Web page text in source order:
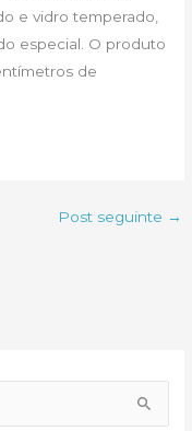
e vidro temperado,
especial. O produto
de
Post seguinte →